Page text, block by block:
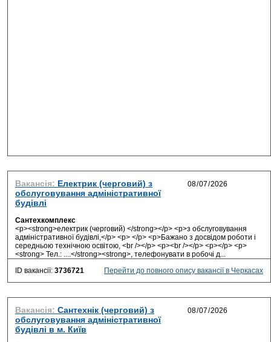
Вакансія: Електрик (черговий) з
обслуговування адміністративної
будівлі
Сантехкомплекс
<p><strong>електрик (черговий) </strong></p> <p>з обслуговування
адміністративної будівлі,</p> <p> </p> <p>Бажано з досвідом роботи і
середньою технічною освітою, <br /></p> <p><br /></p> <p></p> <p>
<strong> Тел.: ....</strong><strong>, телефонувати в робочі д...
ID вакансії: 3736721 Перейти до повного опису вакансії в Черкасах
Вакансія: Сантехнік (черговий) з
обслуговування адміністративної
будівлі в м. Київ